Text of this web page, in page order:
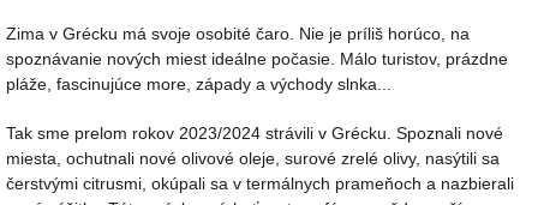
Zima v Grécku má svoje osobité čaro. Nie je príliš horúco, na
spoznávanie nových miest ideálne počasie. Málo turistov, prázdne
pláže, fascinujúce more, západy a východy slnka...
Tak sme prelom rokov 2023/2024 strávili v Grécku. Spoznali nové
miesta, ochutnali nové olivové oleje, surové zrelé olivy, nasýtili sa
čerstvými citrusmi, okúpali sa v termálnych prameňoch a nazbierali